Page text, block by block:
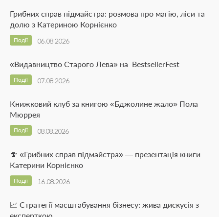
Грибних справ підмайстра: розмова про магію, ліси та
долю з Катериною Корнієнко
06.08.2026
Події
«Видавництво Старого Лева» на BestsellerFest
07.08.2026
Події
Книжковий клуб за книгою «Бджолине жало» Пола
Мюррея
08.08.2026
Події
🍄 «Грибних справ підмайстра» — презентація книги
Катерини Корнієнко
16.08.2026
Події
📈 Стратегії масштабування бізнесу: жива дискусія з